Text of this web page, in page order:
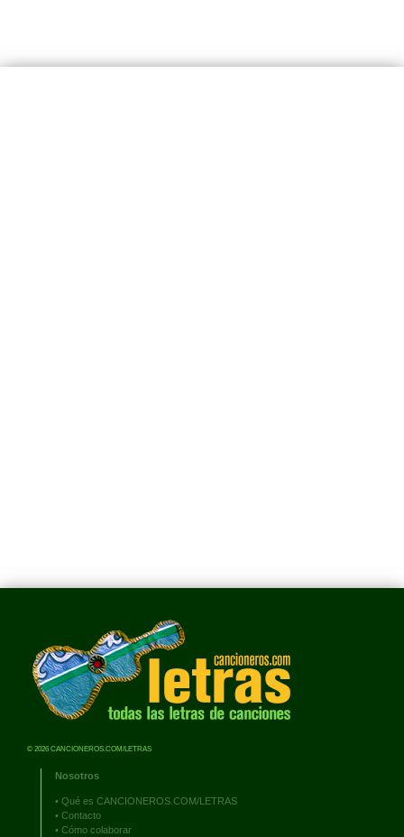
© 2026 CANCIONEROS.COM/LETRAS
Nosotros
• Qué es CANCIONEROS.COM/LETRAS
• Contacto
• Cómo colaborar